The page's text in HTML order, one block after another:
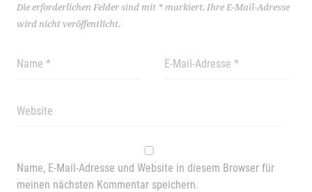
Die erforderlichen Felder sind mit *markiert. Ihre E-Mail-Adresse
wird nicht veröffentlicht.
Name, E-Mail-Adresse und Website in diesem Browser für
meinen nächsten Kommentar speichern.